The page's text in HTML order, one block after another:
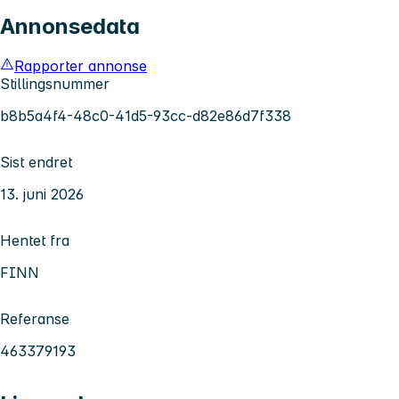
Annonsedata
Rapporter annonse
Stillingsnummer
b8b5a4f4-48c0-41d5-93cc-d82e86d7f338
Sist endret
13. juni 2026
Hentet fra
FINN
Referanse
463379193